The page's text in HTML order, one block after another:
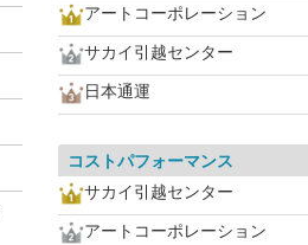
アートコーポレーション
サカイ引越センター
日本通運
コストパフォーマンス
サカイ引越センター
アートコーポレーション